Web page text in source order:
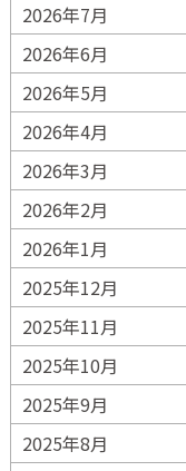
2026年7月
2026年6月
2026年5月
2026年4月
2026年3月
2026年2月
2026年1月
2025年12月
2025年11月
2025年10月
2025年9月
2025年8月